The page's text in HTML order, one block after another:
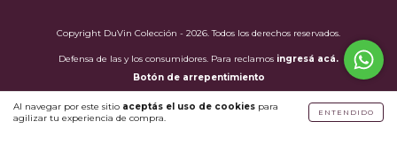
Al navegar por este sitio aceptás el uso de cookies para
agilizar tu experiencia de compra.
ENTENDIDO
Copyright DuVin Colección - 2026. Todos los derechos reservados.
Defensa de las y los consumidores. Para reclamos ingresá acá.
Botón de arrepentimiento